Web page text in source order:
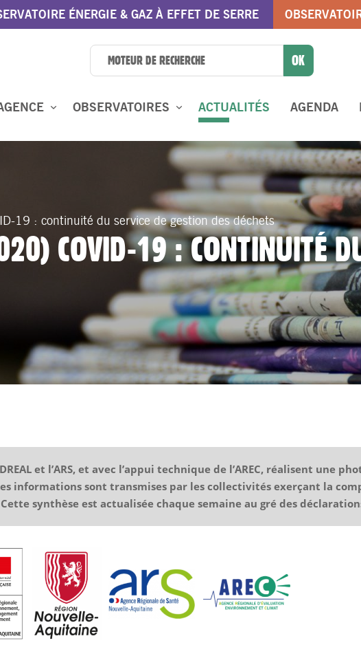
ÉNERGIE & GAZ À EFFET DE SERRE
OBSERVATOIRES ACTUALITÉS AGENDA
19 : continuité du service de gestion des déchets
COVID-19 : CONTINUITÉ
et l’ARS, et avec l’appui technique de l’AREC, réalisent une
informations sont transmises par les collectivités exerçant la
synthèse est actualisée chaque semaine au gré des